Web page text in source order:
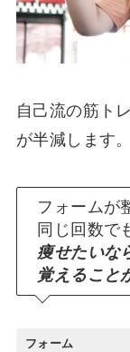
自己流の筋ト
が半減します。
フォームが
同じ回数で
痩せたいな
覚えること
フォーム